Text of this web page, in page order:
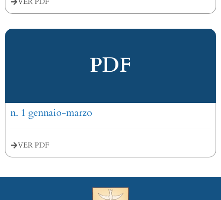
PDF
n. 1 gennaio-marzo
VER PDF